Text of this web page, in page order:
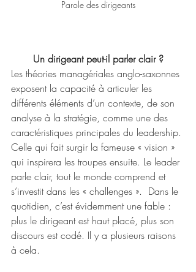
Parole des dirigeants
Un dirigeant peut-il parler clair ?
Les théories managériales anglo-saxonnes
exposent la capacité à articuler les
différents éléments d’un contexte, de son
analyse à la stratégie, comme une des
caractéristiques principales du leadership.
Celle qui fait surgir la fameuse « vision »
qui inspirera les troupes ensuite. Le leader
parle clair, tout le monde comprend et
s’investit dans les « challenges ».  Dans le
quotidien, c’est évidemment une fable :
plus le dirigeant est haut placé, plus son
discours est codé. Il y a plusieurs raisons
à cela.